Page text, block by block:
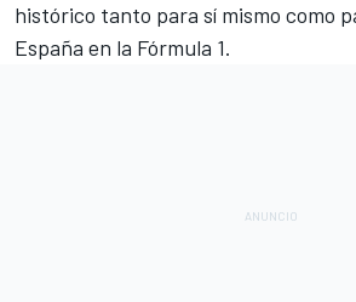
histórico tanto para sí mismo como
España en la Fórmula 1.